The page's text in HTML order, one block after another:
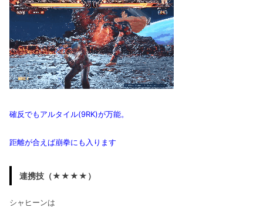
確反でもアルタイル(9RK)が万能。
距離が合えば崩拳にも入ります
連携技（★★★★）
シャヒーンは